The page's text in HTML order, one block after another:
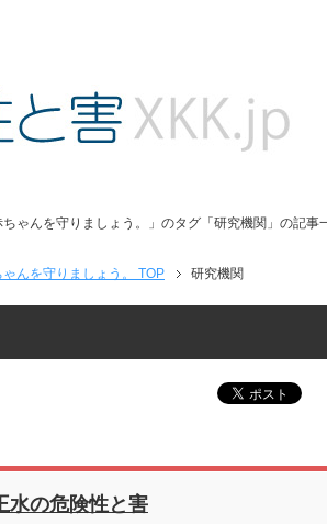
ゃんを守りましょう。」のタグ「研究機関」の記事
んを守りましょう。 TOP 研究機関
水の危険性と害